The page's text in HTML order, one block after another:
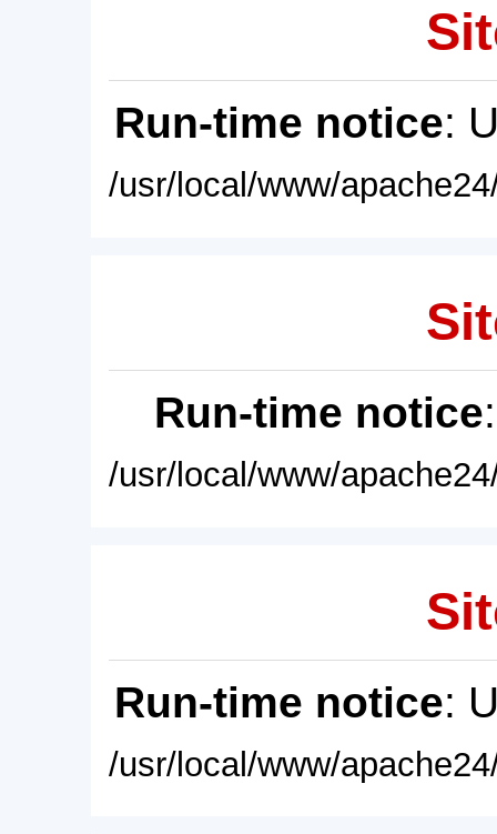
Run-time notice:
/usr/local/www/
Run-time notice
/usr/local/www/
Run-time notice:
/usr/local/www/